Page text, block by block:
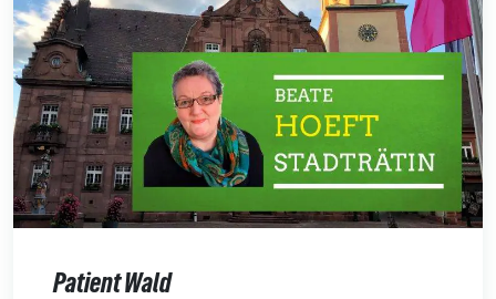
Patient Wald